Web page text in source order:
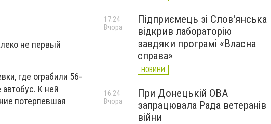
не первый
где ограбили 56-
К ней
потерпевшая
Підприємець зі Слов'янська
відкрив лабораторію
завдяки програмі «Власна
справа»
НОВИНИ
17:24
Вчора
При Донецькій ОВА
запрацювала Рада ветеранів
війни
16:24
Вчора